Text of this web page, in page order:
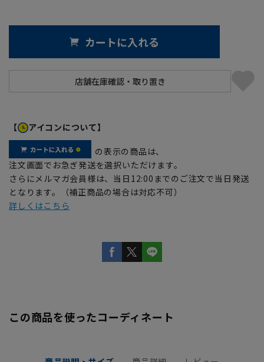
カートに入れる
【 アイコンについて】
の表示の商品は、
注文画面でお急ぎ発送を選択いただけます。
さらにメルマガ会員様は、当日12:00までのご注文で当日発送
となります。（補正商品の場合は対応不可）
詳しくはこちら
この商品を使ったコーディネート